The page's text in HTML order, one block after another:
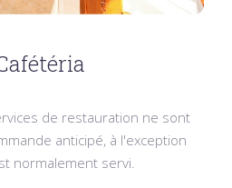
de restauration ne sont
anticipé, à l'exception
normalement servi.